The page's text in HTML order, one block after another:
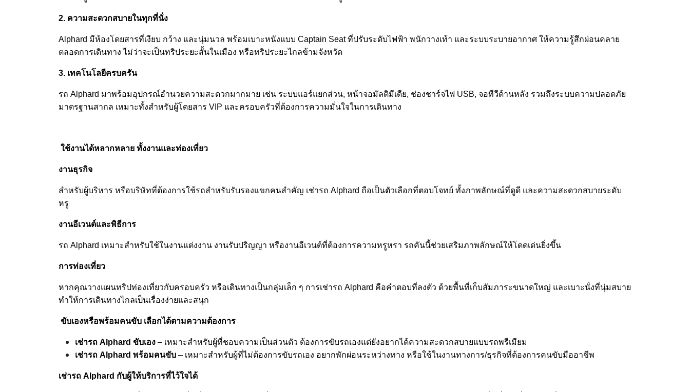
2. ความสะดวกสบายในทุกที่นั่ง
Alphard มีห้องโดยสารที่เงียบ กว้าง และนุ่มนวล พร้อมเบาะหนังแบบ Captain Seat ที่ปรับระดับไฟฟ้า พนักวางเท้า และระบบระบายอากาศ ให้ความรู้สึกผ่อนคลาย
ตลอดการเดินทาง ไม่ว่าจะเป็นทริประยะสั้นในเมือง หรือทริประยะไกลข้ามจังหวัด
3. เทคโนโลยีครบครัน
รถ Alphard มาพร้อมอุปกรณ์อำนวยความสะดวกมากมาย เช่น ระบบแอร์แยกส่วน, หน้าจอมัลติมีเดีย, ช่องชาร์จไฟ USB, จอทีวีด้านหลัง รวมถึงระบบความปลอดภัย
มาตรฐานสากล เหมาะทั้งสำหรับผู้โดยสาร VIP และครอบครัวที่ต้องการความมั่นใจในการเดินทาง
ใช้งานได้หลากหลาย ทั้งงานและท่องเที่ยว
งานธุรกิจ
สำหรับผู้บริหาร หรือบริษัทที่ต้องการใช้รถสำหรับรับรองแขกคนสำคัญ เช่ารถ Alphard ถือเป็นตัวเลือกที่ตอบโจทย์ ทั้งภาพลักษณ์ที่ดูดี และความสะดวกสบายระดับ
หรู
งานอีเวนต์และพิธีการ
รถ Alphard เหมาะสำหรับใช้ในงานแต่งงาน งานรับปริญญา หรืองานอีเวนต์ที่ต้องการความหรูหรา รถคันนี้ช่วยเสริมภาพลักษณ์ให้โดดเด่นยิ่งขึ้น
การท่องเที่ยว
หากคุณวางแผนทริปท่องเที่ยวกับครอบครัว หรือเดินทางเป็นกลุ่มเล็ก ๆ การเช่ารถ Alphard คือคำตอบที่ลงตัว ด้วยพื้นที่เก็บสัมภาระขนาดใหญ่ และเบาะนั่งที่นุ่มสบาย
ทำให้การเดินทางไกลเป็นเรื่องง่ายและสนุก
ขับเองหรือพร้อมคนขับ เลือกได้ตามความต้องการ
เช่ารถ Alphard ขับเอง – เหมาะสำหรับผู้ที่ชอบความเป็นส่วนตัว ต้องการขับรถเองแต่ยังอยากได้ความสะดวกสบายแบบรถพรีเมียม
เช่ารถ Alphard พร้อมคนขับ – เหมาะสำหรับผู้ที่ไม่ต้องการขับรถเอง อยากพักผ่อนระหว่างทาง หรือใช้ในงานทางการ/ธุรกิจที่ต้องการคนขับมืออาชีพ
เช่ารถ Alphard กับผู้ให้บริการที่ไว้ใจได้